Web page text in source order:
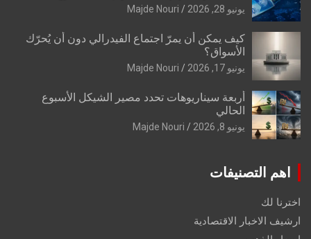
يونيو 28, 2026 Majde Nouri
كيف يمكن أن يمرّ اجتماع الفيدرالي دون أن يُحرّك
الأسواق؟
يونيو 17, 2026 Majde Nouri
أربعة سيناريوهات تحدد مصير الشيكل الأسبوع
الحالي
يونيو 8, 2026 Majde Nouri
اهم التصنيفات
اخترنا لك
ارشيف الاخبار الاقتصادية